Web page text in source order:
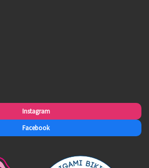
Instagram
Facebook